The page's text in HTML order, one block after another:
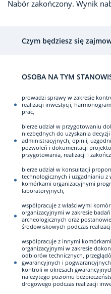
Nabór zakończony. Wynik
Czym będziesz się
OSOBA NA TYM
prowadzi sprawy w zakresie
realizacji inwestycji,
prac,
bierze udział w przygotowaniu
niezbędnych do uzyskania decyzji
administracyjnych, opinii,
pozwoleń i dokumentacji
przygotowania, realizacji i
bierze udział w konsultacji
technologicznych i uzgadnianiu z
komórkami organizacyjnymi
laboratoryjnych,
współpracuje z właściwymi
organizacyjnymi w zakresie
archeologicznych oraz
środowiskowych podczas
współpracuje z innymi komórkami
organizacyjnymi w zakresie
odbiorów technicznych,
gwarancyjnych i
kontroli w okresach
należytego poziomu
drogowego podczas realizacji